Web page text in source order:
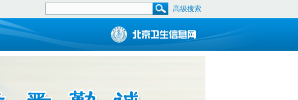
高级搜索